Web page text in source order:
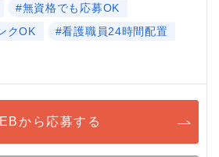
#無資格でも応募OK
クOK
#看護職員24時間配置
から応募する